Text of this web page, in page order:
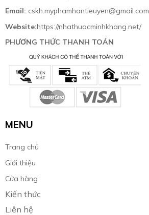
Email: cskh.myphamhantieuyen@gmail.com
Website:https://nhathuocminhkhang.net/
PHƯƠNG THỨC THANH TOÁN
MENU
Trang chủ
Giới thiệu
Cửa hàng
Kiến thức
Liên hệ